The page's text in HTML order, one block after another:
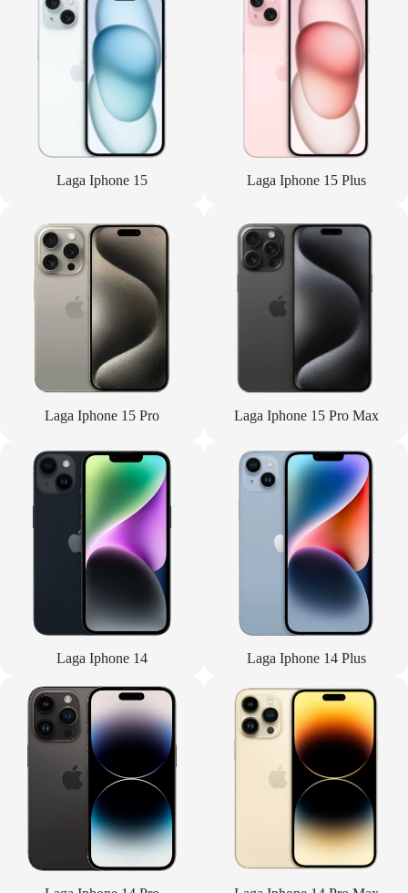
Laga Iphone 15 Laga Iphone 15 Plus
Laga Iphone 15 Pro Laga Iphone 15 Pro Max
Laga Iphone 14 Laga Iphone 14 Plus